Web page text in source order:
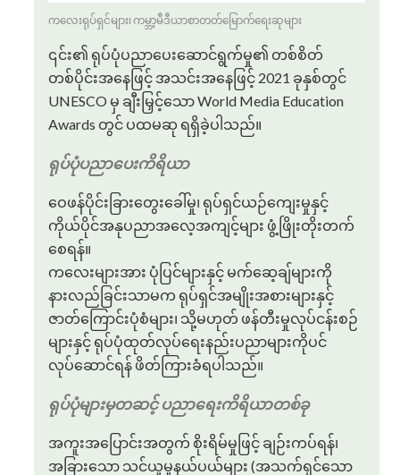
ကလေးရုပ်ရှင်များ၊ ကမ္ဘာ့မီဒီယာစာတတ်မြောက်ရေးဆုများ
၎င်း၏ ရုပ်ပုံပညာပေးဆောင်ရွက်မှု၏ တစ်စိတ်
တစ်ပိုင်းအနေဖြင့် အသင်းအနေဖြင့် 2021 ခုနှစ်တွင်
UNESCO မှ ချီးမြှင့်သော World Media Education
Awards တွင် ပထမဆု ရရှိခဲ့ပါသည်။
ရုပ်ပုံပညာပေးကိရိယာ
ဝေဖန်ပိုင်းခြားတွေးခေါ်မှု၊ ရုပ်ရှင်ယဉ်ကျေးမှုနှင့်
ကိုယ်ပိုင်အနုပညာအလေ့အကျင့်များ ဖွံ့ဖြိုးတိုးတက်
စေရန်။
ကလေးများအား ပုံပြင်များနှင့် မက်ဆေ့ချ်များကို
နားလည်ခြင်းသာမက ရုပ်ရှင်အမျိုးအစားများနှင့်
ဇာတ်ကြောင်းပုံစံများ၊ သို့မဟုတ် ဖန်တီးမှုလုပ်ငန်းစဉ်
များနှင့် ရုပ်ပုံထုတ်လုပ်ရေးနည်းပညာများကိုပင်
လုပ်ဆောင်ရန် ဖိတ်ကြားခံရပါသည်။
ရုပ်ပုံများမှတဆင့် ပညာရေးကိရိယာတစ်ခု
အကူးအပြောင်းအတွက် စိုးရိမ်မှုဖြင့် ချဉ်းကပ်ရန်၊
အခြားသော သင်ယူမှုနယ်ပယ်များ (အသက်ရှင်သော